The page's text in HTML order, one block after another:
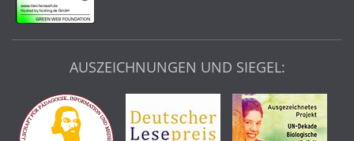
AUSZEICHNUNGEN UND SIEGEL: